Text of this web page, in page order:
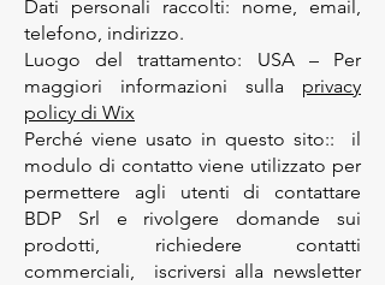
​Dati personali raccolti: nome, email,
telefono, indirizzo.
Luogo del trattamento: USA – Per
maggiori informazioni sulla privacy
policy di Wix
Perché viene usato in questo sito:: il
modulo di contatto viene utilizzato per
permettere agli utenti di contattare
BDP Srl e rivolgere domande sui
prodotti, richiedere contatti
commerciali, iscriversi alla newsletter